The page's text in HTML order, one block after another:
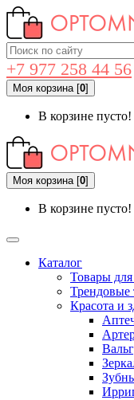
+7 977 258 44 56
Моя корзина[0]
В корзине пусто!
Моя корзина[0]
В корзине пусто!
Каталог
Товары
Трендовые
Красота и